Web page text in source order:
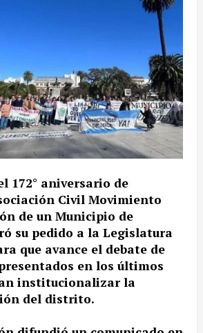
172° aniversario de
Civil Movimiento
de un Municipio de
su pedido a la Legislatura
que avance el debate de
en los últimos
institucionalizar la
del distrito.